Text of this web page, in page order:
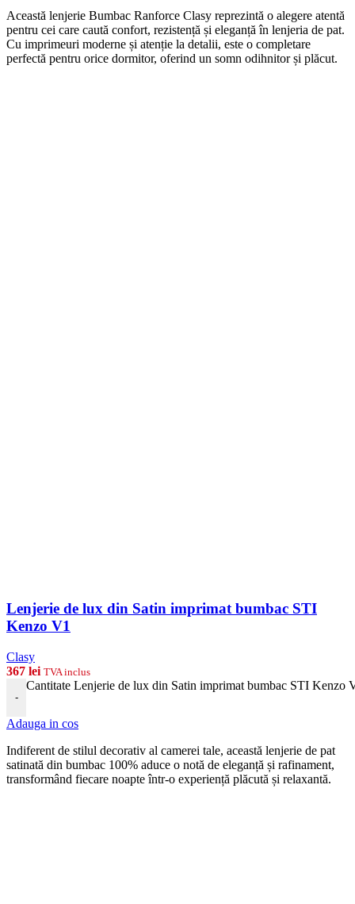
Această lenjerie Bumbac Ranforce Clasy reprezintă o alegere atentă
pentru cei care caută confort, rezistență și eleganță în lenjeria de pat.
Cu imprimeuri moderne și atenție la detalii, este o completare
perfectă pentru orice dormitor, oferind un somn odihnitor și plăcut.
Lenjerie de lux din Satin imprimat bumbac STI
Kenzo V1
Clasy
367 lei TVA inclus
-
Cantitate Lenjerie de lux din Satin imprimat bumbac STI Kenzo
Adauga in cos
Indiferent de stilul decorativ al camerei tale, această lenjerie de pat
satinată din bumbac 100% aduce o notă de eleganță și rafinament,
transformând fiecare noapte într-o experiență plăcută și relaxantă.